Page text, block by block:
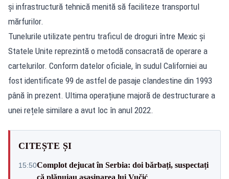
și infrastructură tehnică menită să faciliteze transportul
mărfurilor.
Tunelurile utilizate pentru traficul de droguri între Mexic și
Statele Unite reprezintă o metodă consacrată de operare a
cartelurilor. Conform datelor oficiale, în sudul Californiei au
fost identificate 99 de astfel de pasaje clandestine din 1993
până în prezent. Ultima operațiune majoră de destructurare a
unei rețele similare a avut loc în anul 2022.
CITEȘTE ȘI
15:50Complot dejucat în Serbia: doi bărbați, suspectați
că plănuiau asasinarea lui Vučić